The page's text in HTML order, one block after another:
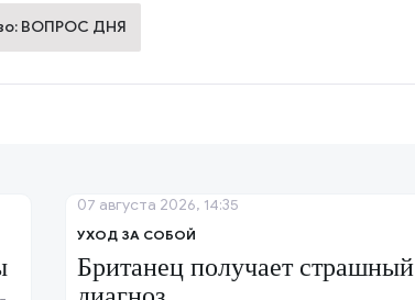
ВОПРОС ДНЯ
УХОД ЗА СОБОЙ
Британец получает страшный
07 августа 2026, 14:35